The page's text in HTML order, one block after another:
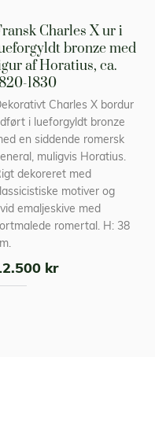
Charles X ur i
bronze med
af Horatius, ca.
1830
Charles X bordur
i lueforgyldt bronze
en siddende romersk
muligvis Horatius.
dekoreret med
motiver og
emaljeskive med
romertal. H: 38
kr